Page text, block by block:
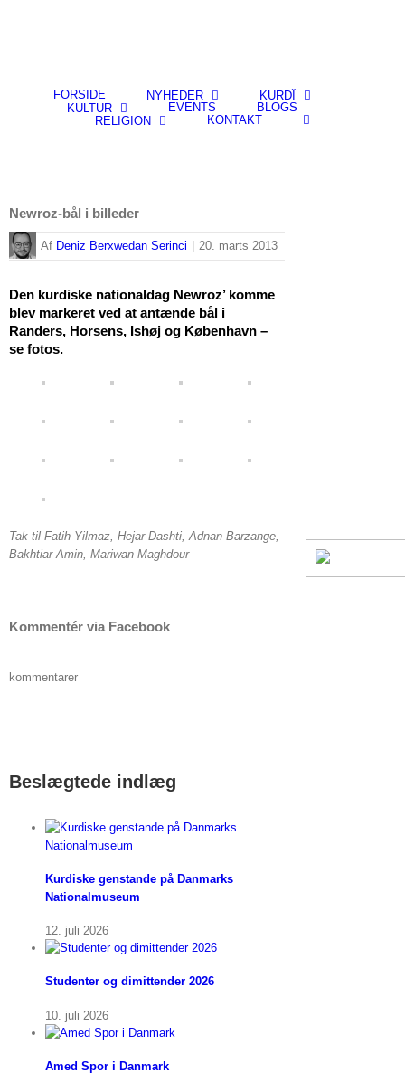
FORSIDE NYHEDER
KURDÎ
KULTUR
EVENTS
BLOGS
RELIGION
KONTAKT
Newroz-bål i billeder
By Deniz Berxwedan Serinci 20. marts 2013
Den kurdiske nationaldag Newroz’ komme
blev markeret ved at antænde bål i
Randers, Horsens, Ishøj og København –
se fotos.
Tak til Fatih Yilmaz, Hejar Dashti, Adnan Barzange,
Bakhtiar Amin, Mariwan Maghdour
Kommentér via Facebook
kommentarer
Beslægtede indlæg
Kurdiske genstande på Danmarks
Nationalmuseum
12. juli 2026
Studenter og dimittender 2026
10. juli 2026
Amed Spor i Danmark